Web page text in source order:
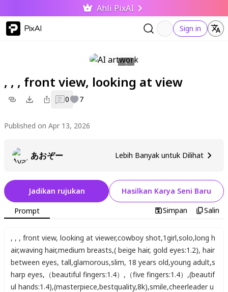
Ahli PixAI
PixAI Sign in
, , , front view, looking at view
0 7
Published on Apr 13, 2026
あおぞー Lebih Banyak untuk Dilihat
Jadikan rujukan Hasilkan Karya Seni Baru
Prompt Simpan Salin
, , , front view, looking at viewer,cowboy shot,1girl,solo,long h
air,waving hair,medium breasts,( beige hair, gold eyes:1.2), hair
between eyes, tall,glamorous,slim, 18 years old,young adult,s
harp eyes, （beautiful fingers:1.4） , （five fingers:1.4） ,(beautif
ul hands:1.4),(masterpiece,bestquality,8k),smile,cheerleader u